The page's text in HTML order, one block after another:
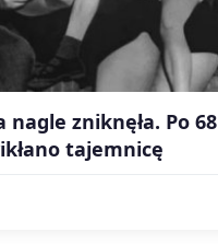
nagle zniknęła. Po 68
tajemnicę